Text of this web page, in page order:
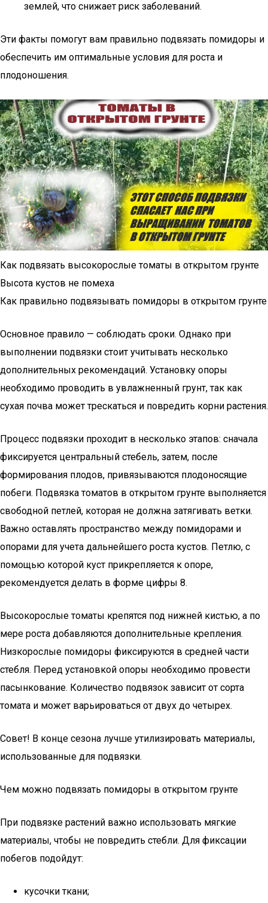
землей, что снижает риск заболеваний.
Эти факты помогут вам правильно подвязать помидоры и
обеспечить им оптимальные условия для роста и
плодоношения.
Как подвязать высокорослые томаты в открытом грунте
Высота кустов не помеха
Как правильно подвязывать помидоры в открытом грунте
Основное правило — соблюдать сроки. Однако при
выполнении подвязки стоит учитывать несколько
дополнительных рекомендаций. Установку опоры
необходимо проводить в увлажненный грунт, так как
сухая почва может трескаться и повредить корни растения.
Процесс подвязки проходит в несколько этапов: сначала
фиксируется центральный стебель, затем, после
формирования плодов, привязываются плодоносящие
побеги. Подвязка томатов в открытом грунте выполняется
свободной петлей, которая не должна затягивать ветки.
Важно оставлять пространство между помидорами и
опорами для учета дальнейшего роста кустов. Петлю, с
помощью которой куст прикрепляется к опоре,
рекомендуется делать в форме цифры 8.
Высокорослые томаты крепятся под нижней кистью, а по
мере роста добавляются дополнительные крепления.
Низкорослые помидоры фиксируются в средней части
стебля. Перед установкой опоры необходимо провести
пасынкование. Количество подвязок зависит от сорта
томата и может варьироваться от двух до четырех.
Совет! В конце сезона лучше утилизировать материалы,
использованные для подвязки.
Чем можно подвязать помидоры в открытом грунте
При подвязке растений важно использовать мягкие
материалы, чтобы не повредить стебли. Для фиксации
побегов подойдут:
кусочки ткани;